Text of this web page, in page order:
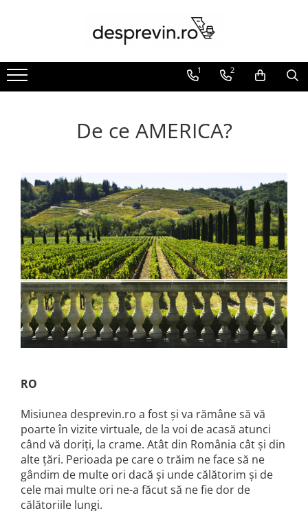
Crama S.E.R.V.E
Crama LILIAC
Crama VINARTE
Crama GIRBOIU
Via Viticola SARICA NICULITEL
Villa VINEA
Domeniile AVERESTI
Crama MARCEA Stefanesti
Crama GRAMMA
Cramele COTNARI
Crama LICORNA
Domeniile La MIGDALI
Crama JELNA
GRAMOFON Wine
Domeniul BOGDAN
Crama ARAMIC
Crama CORCOVA
1 2
De ce AMERICA?
RO
Misiunea desprevin.ro a fost și va rămâne să vă
poarte în vizite virtuale, de la voi de acasă atunci
când vă doriți, la crame. Atât din România cât și din
alte țări. Perioada pe care o trăim ne face să ne
gândim de multe ori dacă și unde călătorim și de
cele mai multe ori ne-a făcut să ne fie dor de
călătoriile lungi.